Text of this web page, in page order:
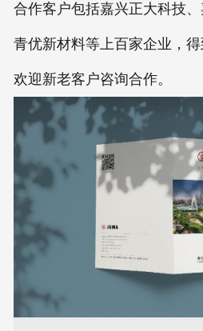
合作客户包括嘉兴正大科技、
青优新材料等上百家企业，
欢迎新老客户咨询合作。